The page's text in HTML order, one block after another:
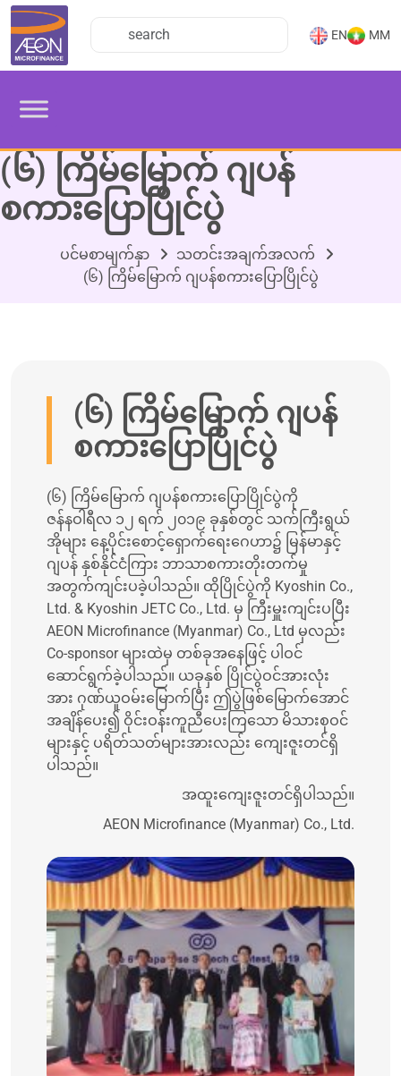
EN MM
(၆) ကြိမ်မြောက် ဂျပန်
စကားပြောပြိုင်ပွဲ
ပင်မစာမျက်နှာ
သတင်းအချက်အလက်
(၆) ကြိမ်မြောက် ဂျပန်စကားပြောပြိုင်ပွဲ
(၆) ကြိမ်မြောက် ဂျပန်
စကားပြောပြိုင်ပွဲ
(၆) ကြိမ်မြောက် ဂျပန်စကားပြောပြိုင်ပွဲကို
ဇန်နဝါရီလ ၁၂ ရက် ၂၀၁၉ ခုနှစ်တွင် သက်ကြီးရွယ်
အိုများ နေ့ပိုင်းစောင့်ရှောက်ရေးဂေဟာ၌ မြန်မာနှင့်
ဂျပန် နှစ်နိုင်ငံကြား ဘာသာစကားတိုးတက်မှု
အတွက်ကျင်းပခဲ့ပါသည်။ ထိုပြိုင်ပွဲကို Kyoshin Co.,
Ltd. & Kyoshin JETC Co., Ltd. မှ ကြီးမှူးကျင်းပပြီး
AEON Microfinance (Myanmar) Co., Ltd မှလည်း
Co-sponsor များထဲမှ တစ်ခုအနေဖြင့် ပါဝင်
ဆောင်ရွက်ခဲ့ပါသည်။ ယခုနှစ် ပြိုင်ပွဲဝင်အားလုံး
အား ဂုဏ်ယူဝမ်းမြောက်ပြီး ဤပွဲဖြစ်မြောက်အောင်
အချိန်ပေး၍ ဝိုင်းဝန်းကူညီပေးကြသော မိသားစုဝင်
များနှင့် ပရိတ်သတ်များအားလည်း ကျေးဇူးတင်ရှိ
ပါသည်။
အထူးကျေးဇူးတင်ရှိပါသည်။
AEON Microfinance (Myanmar) Co., Ltd.